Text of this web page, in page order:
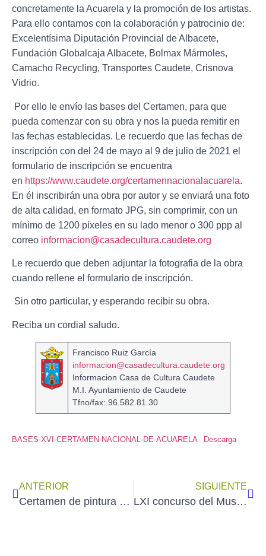
concretamente la Acuarela y la promoción de los artistas.
Para ello contamos con la colaboración y patrocinio de:
Excelentísima Diputación Provincial de Albacete,
Fundación Globalcaja Albacete, Bolmax Mármoles,
Camacho Recycling, Transportes Caudete, Crisnova
Vidrio.
Por ello le envío las bases del Certamen, para que
pueda comenzar con su obra y nos la pueda remitir en
las fechas establecidas. Le recuerdo que las fechas de
inscripción con del 24 de mayo al 9 de julio de 2021 el
formulario de inscripción se encuentra
en https://www.caudete.org/certamennacionalacuarela.
En él inscribirán una obra por autor y se enviará una foto
de alta calidad, en formato JPG, sin comprimir, con un
mínimo de 1200 píxeles en su lado menor o 300 ppp al
correo informacion@casadecultura.caudete.org
Le recuerdo que deben adjuntar la fotografia de la obra
cuando rellene el formulario de inscripción.
Sin otro particular, y esperando recibir su obra.
Reciba un cordial saludo.
Francisco Ruiz García
informacion@casadecultura.caudete.org
Informacion Casa de Cultura Caudete
M.I. Ayuntamiento de Caudete
Tfno/fax: 96.582.81.30
BASES-XVI-CERTAMEN-NACIONAL-DE-ACUARELA Descarga
ANTERIOR
Certamen de pintura y escultura: Alfonso, Sabio de Corazón
SIGUIENTE
LXI concurso del Museo Nacional de la Acuarela de MEXICO, DF